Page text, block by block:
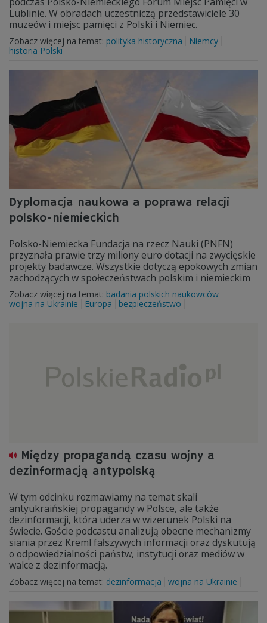
Lublinie. W obradach uczestniczą przedstawiciele 30
muzeów i miejsc pamięci z Polski i Niemiec.
Zobacz więcej na temat: polityka historyczna
Niemcy
historia Polski
Dyplomacja naukowa a poprawa relacji
polsko-niemieckich
Polsko-Niemiecka Fundacja na rzecz Nauki (PNFN)
przyznała prawie trzy miliony euro dotacji na zwycięskie
projekty badawcze. Wszystkie dotyczą epokowych zmian
zachodzących w społeczeństwach polskim i niemieckim
Zobacz więcej na temat: badania polskich naukowców
wojna na Ukrainie
Europa bezpieczeństwo
Między propagandą czasu wojny a
dezinformacją antypolską
W tym odcinku rozmawiamy na temat skali
antyukraińskiej propagandy w Polsce, ale także
dezinformacji, która uderza w wizerunek Polski na
świecie. Goście podcastu analizują obecne mechanizmy
siania przez Kreml fałszywych informacji oraz dyskutują
o odpowiedzialności państw, instytucji oraz mediów w
walce z dezinformacją.
Zobacz więcej na temat: dezinformacja wojna na Ukrainie